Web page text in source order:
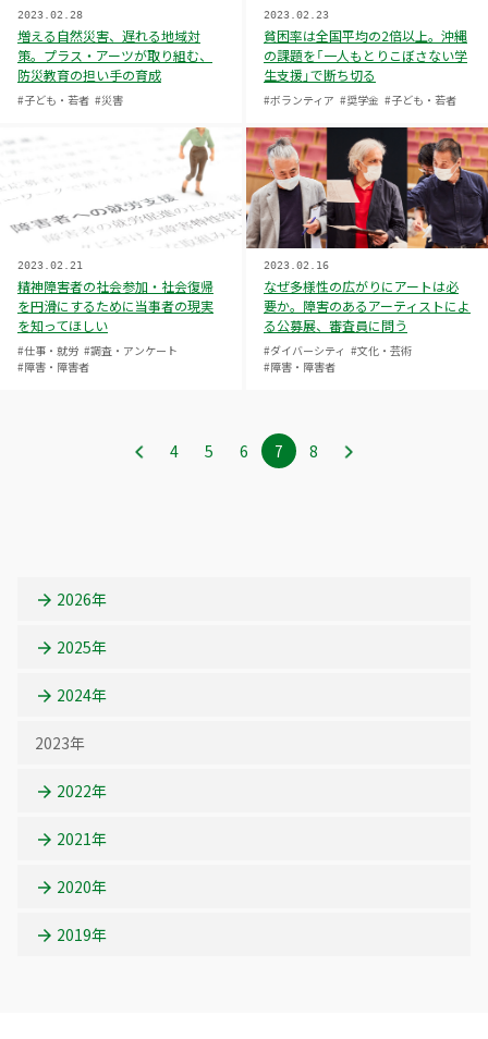
増える自然災害、遅れる地域対
策。プラス・アーツが取り組む、
防災教育の担い手の育成
2023.02.28
#子ども・若者 #災害
貧困率は全国平均の2倍以上。沖縄
の課題を「一人もとりこぼさない学
生支援」で断ち切る
2023.02.23
#ボランティア #奨学金 #子ども・若者
精神障害者の社会参加・社会復帰
を円滑にするために当事者の現実
を知ってほしい
2023.02.21
#仕事・就労 #調査・アンケート
#障害・障害者
なぜ多様性の広がりにアートは必
要か。障害のあるアーティストによ
る公募展、審査員に問う
2023.02.16
#ダイバーシティ #文化・芸術
#障害・障害者
4 5 6 ペ 7 ペ 8
2026年
2025年
2024年
2023年
2022年
2021年
2020年
2019年